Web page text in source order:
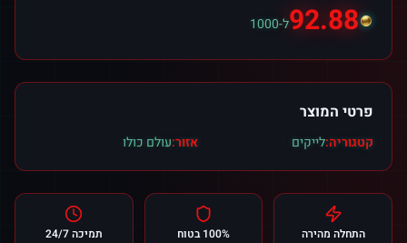
92.88ל-1000
פרטי המוצר
קטגוריה:לייקים אזור:עולם כולו
התחלה מהירה 100% בטוח תמיכה 24/7